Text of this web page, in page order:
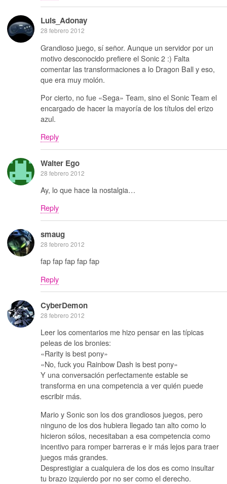
Luis_Adonay
28 febrero 2012
Grandioso juego, sí señor. Aunque un servidor por un
motivo desconocido prefiere el Sonic 2 :) Falta
comentar las transformaciones a lo Dragon Ball y eso,
que era muy molón.
Por cierto, no fue «Sega» Team, sino el Sonic Team el
encargado de hacer la mayoría de los títulos del erizo
azul.
Reply
Walter Ego
28 febrero 2012
Ay, lo que hace la nostalgia…
Reply
smaug
28 febrero 2012
fap fap fap fap fap
Reply
CyberDemon
28 febrero 2012
Leer los comentarios me hizo pensar en las típicas
peleas de los bronies:
«Rarity is best pony»
«No, fuck you Rainbow Dash is best pony»
Y una conversación perfectamente estable se
transforma en una competencia a ver quién puede
escribir más.
Mario y Sonic son los dos grandiosos juegos, pero
ninguno de los dos hubiera llegado tan alto como lo
hicieron sólos, necesitaban a esa competencia como
incentivo para romper barreras e ir más lejos para traer
juegos más grandes.
Desprestigiar a cualquiera de los dos es como insultar
tu brazo izquierdo por no ser como el derecho.